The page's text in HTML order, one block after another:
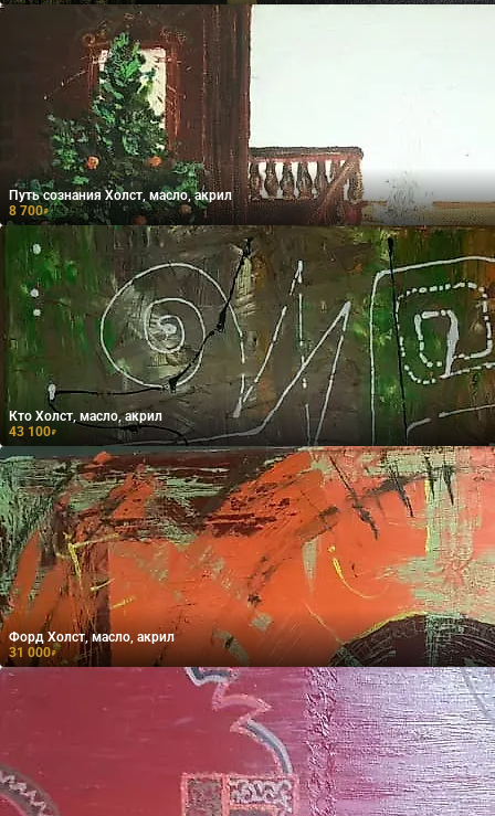
Путь сознания Холст, масло, акрил
8 700₽
Кто Холст, масло, акрил
43 100₽
Форд Холст, масло, акрил
31 000₽